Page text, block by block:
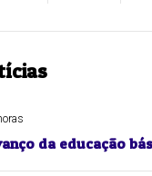
da educação